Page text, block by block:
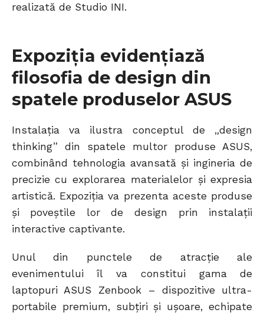
realizată de Studio INI.
Expoziția evidențiază
filosofia de design din
spatele produselor ASUS
Instalația va ilustra conceptul de „design
thinking” din spatele multor produse ASUS,
combinând tehnologia avansată și ingineria de
precizie cu explorarea materialelor și expresia
artistică. Expoziția va prezenta aceste produse
și poveștile lor de design prin instalații
interactive captivante.
Unul din punctele de atracție ale
evenimentului îl va constitui gama de
laptopuri ASUS Zenbook – dispozitive ultra-
portabile premium, subțiri și ușoare, echipate